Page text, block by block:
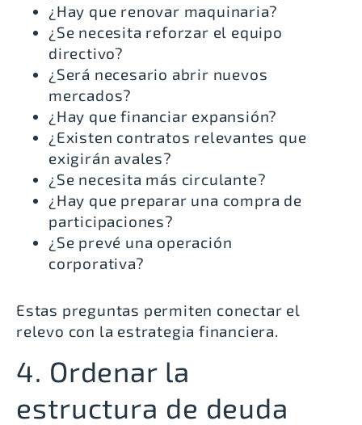
¿Hay que renovar maquinaria?
¿Se necesita reforzar el equipo
directivo?
¿Será necesario abrir nuevos
mercados?
¿Hay que financiar expansión?
¿Existen contratos relevantes que
exigirán avales?
¿Se necesita más circulante?
¿Hay que preparar una compra de
participaciones?
¿Se prevé una operación
corporativa?
Estas preguntas permiten conectar el
relevo con la estrategia financiera.
4. Ordenar la
estructura de deuda